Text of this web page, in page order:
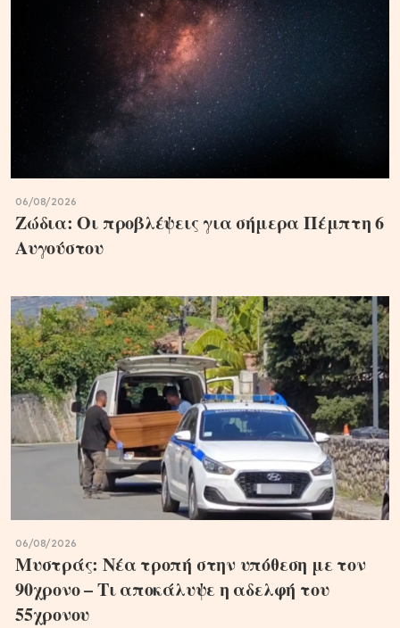
06/08/2026
Ζώδια: Οι προβλέψεις για σήμερα Πέμπτη 6
Aυγούστου
06/08/2026
Μυστράς: Νέα τροπή στην υπόθεση με τον
90χρονο – Τι αποκάλυψε η αδελφή του
55χρονου